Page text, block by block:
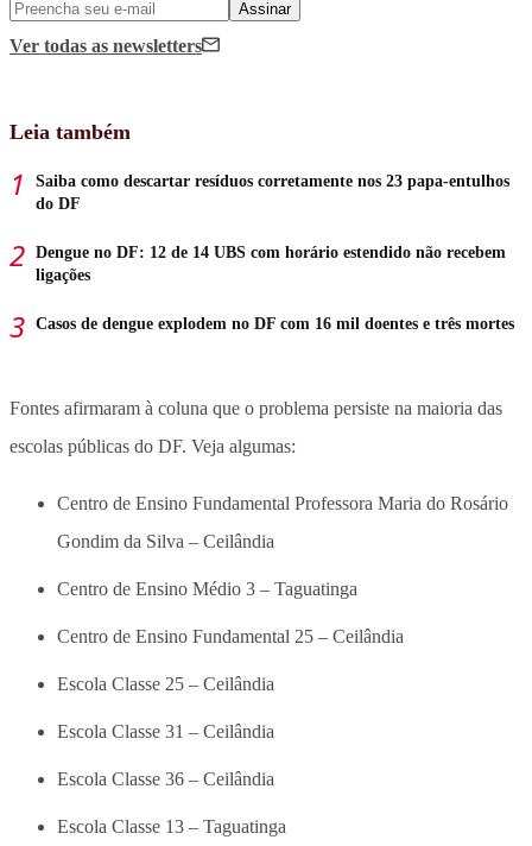
Assinar
Ver todas as newsletters
Leia também
Saiba como descartar resíduos corretamente nos 23 papa-entulhos
do DF
Dengue no DF: 12 de 14 UBS com horário estendido não recebem
ligações
Casos de dengue explodem no DF com 16 mil doentes e três mortes
Fontes afirmaram à coluna que o problema persiste na maioria das
escolas públicas do DF. Veja algumas:
Centro de Ensino Fundamental Professora Maria do Rosário
Gondim da Silva – Ceilândia
Centro de Ensino Médio 3 – Taguatinga
Centro de Ensino Fundamental 25 – Ceilândia
Escola Classe 25 – Ceilândia
Escola Classe 31 – Ceilândia
Escola Classe 36 – Ceilândia
Escola Classe 13 – Taguatinga